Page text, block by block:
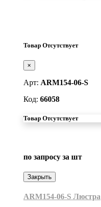
Товар Отсутствует
×
Арт: ARM154-06-S
Код: 66058
Товар Отсутствует
по запросу за шт
Закрыть
ARM154-06-S Люстра